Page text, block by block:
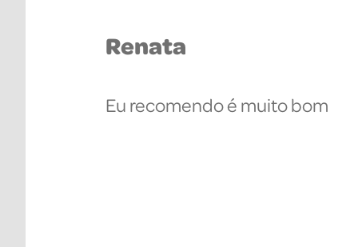
Renata
Eu recomendo é muito bom